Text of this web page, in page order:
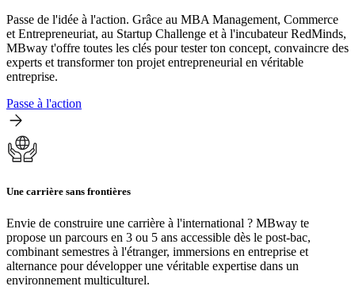
Passe de l'idée à l'action. Grâce au MBA Management, Commerce
et Entrepreneuriat, au Startup Challenge et à l'incubateur RedMinds,
MBway t'offre toutes les clés pour tester ton concept, convaincre des
experts et transformer ton projet entrepreneurial en véritable
entreprise.
Passe à l'action
Une carrière sans frontières
Envie de construire une carrière à l'international ? MBway te
propose un parcours en 3 ou 5 ans accessible dès le post-bac,
combinant semestres à l'étranger, immersions en entreprise et
alternance pour développer une véritable expertise dans un
environnement multiculturel.